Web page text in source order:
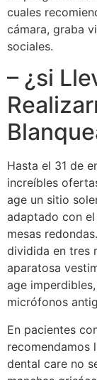
cuales
cámara, graba
sociales.
– ¿si
Hasta el 31 de
increíbles
age un sitio
adaptado con
mesas
dividida en tres
aparatosa
age
micrófonos
En pacientes
recomendamos
dental care no